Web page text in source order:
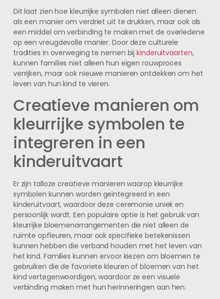
Dit laat zien hoe kleurrijke symbolen niet alleen dienen
als een manier om verdriet uit te drukken, maar ook als
een middel om verbinding te maken met de overledene
op een vreugdevolle manier. Door deze culturele
tradities in overweging te nemen bijkinderuitvaarten,
kunnen families niet alleen hun eigen rouwproces
verrijken, maar ook nieuwe manieren ontdekken om het
leven van hun kind te vieren.
Creatieve manieren om
kleurrijke symbolen te
integreren in een
kinderuitvaart
Er zijn talloze creatieve manieren waarop kleurrijke
symbolen kunnen worden geïntegreerd in een
kinderuitvaart, waardoor deze ceremonie uniek en
persoonlijk wordt. Een populaire optie is het gebruik van
kleurrijke bloemenarrangementen die niet alleen de
ruimte opfleuren, maar ook specifieke betekenissen
kunnen hebben die verband houden met het leven van
het kind. Families kunnen ervoor kiezen om bloemen te
gebruiken die de favoriete kleuren of bloemen van het
kind vertegenwoordigen, waardoor ze een visuele
verbinding maken met hun herinneringen aan hen.